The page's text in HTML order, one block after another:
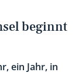
beginnt
ein Jahr, in